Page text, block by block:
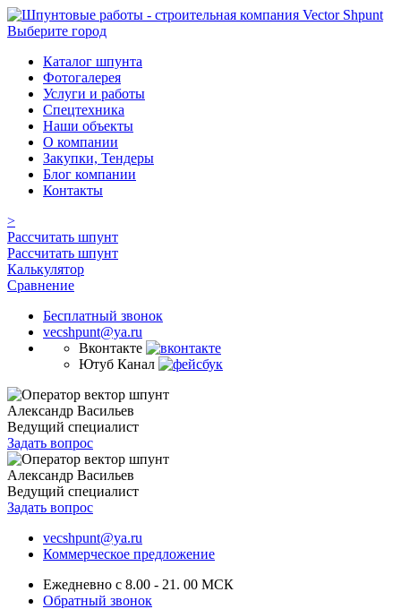
Выберите город
Каталог шпунта
Фотогалерея
Услуги и работы
Спецтехника
Наши объекты
О компании
Закупки, Тендеры
Блог компании
Контакты
>
Рассчитать шпунт
Рассчитать шпунт
Калькулятор
Сравнение
Бесплатный звонок
vecshpunt@ya.ru
Вконтакте
Ютуб Канал
Александр Васильев
Ведущий специалист
Задать вопрос
Александр Васильев
Ведущий специалист
Задать вопрос
vecshpunt@ya.ru
Коммерческое предложение
Ежедневно с 8.00 - 21. 00 МСК
Обратный звонок